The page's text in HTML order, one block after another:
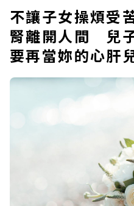
不讓子女操煩受
腎離開人間 兒
要再當妳的心肝